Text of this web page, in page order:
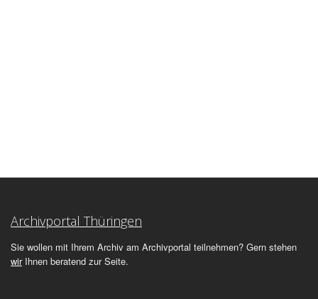
Archivportal Thüringen
Sie wollen mit Ihrem Archiv am Archivportal teilnehmen? Gern stehen
wirIhnen beratend zur Seite.